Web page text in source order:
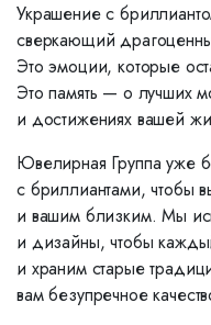
Украшение с
сверкающий
Это эмоции, которые
Это память — о лучших
и достижениях вашей
Ювелирная Группа уже
с бриллиантами, чтобы
и вашим близким. Мы
и дизайны, чтобы
и храним старые
вам безупречное